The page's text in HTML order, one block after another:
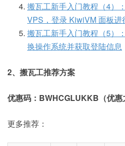
搬瓦工新手入门教程（4）
VPS，登录 KiwiVM 面板进
搬瓦工新手入门教程（5）
换操作系统并获取登陆信息
2、搬瓦工推荐方案
优惠码：BWHCGLUKKB（优惠
更多推荐：